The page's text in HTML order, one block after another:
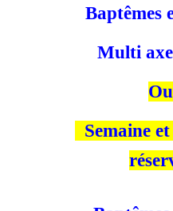
Baptêmes
Multi
Semaine